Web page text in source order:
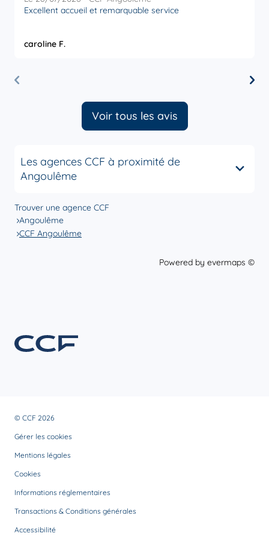
Excellent accueil et remarquable service
caroline F.
Voir tous les avis
Les agences CCF à proximité de
Angoulême
Trouver une agence CCF
Angoulême
CCF Angoulême
Powered by evermaps ©
© CCF 2026
Gérer les cookies
Mentions légales
Cookies
Informations réglementaires
Transactions & Conditions générales
Accessibilité